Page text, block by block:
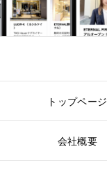
トップページ
会社概要